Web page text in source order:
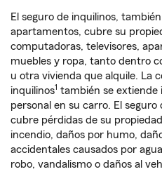
El seguro de inquilinos,
apartamentos, cubre su
computadoras, televisores,
muebles y ropa, tanto dentro
u otra vivienda que alquile. La
inquilinos1 también se extiende
personal en su carro. El
cubre pérdidas de su
incendio, daños por humo,
accidentales causados por
robo, vandalismo o daños al